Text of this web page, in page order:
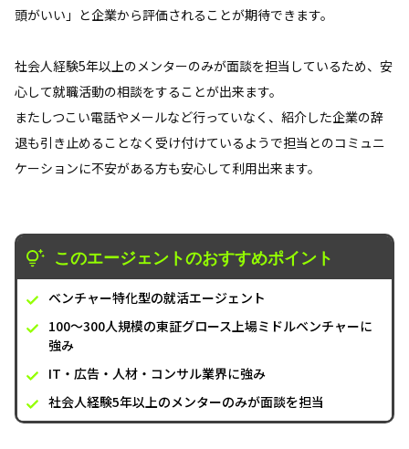
頭がいい」と企業から評価されることが期待できます。
社会人経験5年以上のメンターのみが面談を担当しているため、安
心して就職活動の相談をすることが出来ます。
またしつこい電話やメールなど行っていなく、紹介した企業の辞
退も引き止めることなく受け付けているようで担当とのコミュニ
ケーションに不安がある方も安心して利用出来ます。
このエージェントのおすすめポイント
ベンチャー特化型の就活エージェント
100～300人規模の東証グロース上場ミドルベンチャーに
強み
IT・広告・人材・コンサル業界に強み
社会人経験5年以上のメンターのみが面談を担当